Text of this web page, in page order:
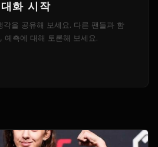
대화 시작
각을 공유해 보세요. 다른 팬들과 함
예측에 대해 토론해 보세요.